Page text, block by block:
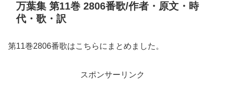
万葉集 第11巻 2806番歌/作者・原文・時
代・歌・訳
第11巻2806番歌はこちらにまとめました。
スポンサーリンク